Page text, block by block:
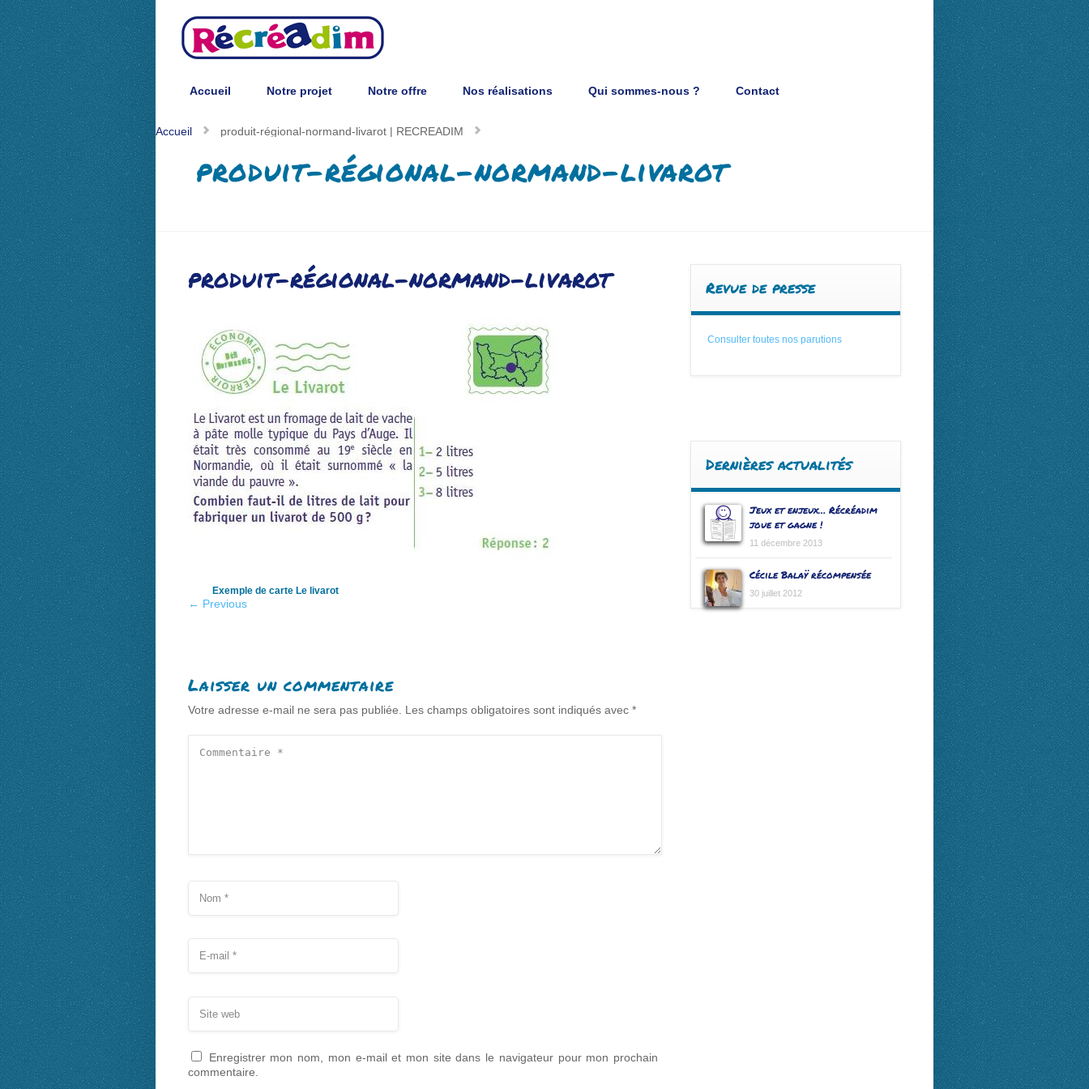
Accueil
Accueil
Notre projet
Notre projet
Notre offre
Notre offre
Nos réalisations
Nos réalisations
Qui sommes-nous ? Contact
Accueil produit-régional-normand-livarot | RECREADIM
produit-régional-normand-livarot
produit-régional-normand-livarot
Exemple de carte Le livarot
← Previous
Laisser un commentaire
Votre adresse e-mail ne sera pas publiée. Les champs obligatoires sont indiqués avec *
Enregistrer mon nom, mon e-mail et mon site dans le navigateur pour mon prochain
commentaire.
Revue de presse
Consulter toutes nos parutions
Dernières actualités
Jeux et enjeux… Récréadim
joue et gagne !
11 décembre 2013
Cécile Balaÿ récompensée
30 juillet 2012